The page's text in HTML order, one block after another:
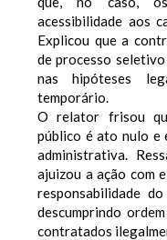
acessibilidade aos
Explicou que a
de processo
nas hipóteses
temporário.
O relator frisou
público é ato nulo e
administrativa.
ajuizou a ação com
responsabilidade
descumprindo
contratados